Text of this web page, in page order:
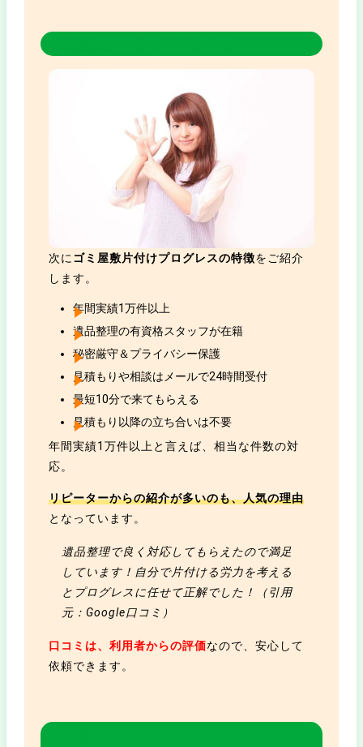
ゴミ屋敷プログレスの特徴6つ！
次に ゴミ屋敷片付けプログレスの特徴をご紹介
します。
年間実績1万件以上
遺品整理の有資格スタッフが在籍
秘密厳守＆プライバシー保護
見積もりや相談はメールで24時間受付
最短10分で来てもらえる
見積もり以降の立ち合いは不要
年間実績1万件以上と言えば、相当な件数の対
応。
リピーターからの紹介が多いのも、人気の理由
となっています。
遺品整理で良く対応してもらえたので満足
しています！自分で片付ける労力を考える
とプログレスに任せて正解でした！（引用
元：Google口コミ）
口コミは、利用者からの評価なので、安心して
依頼できます。
ゴミ屋敷プログレスのサービスは口コ